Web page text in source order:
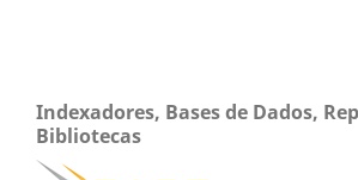
Indexadores, Bases de Dados,
Bibliotecas